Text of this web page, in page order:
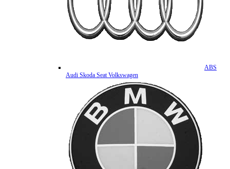
ABS
Audi Skoda Seat Volkswagen